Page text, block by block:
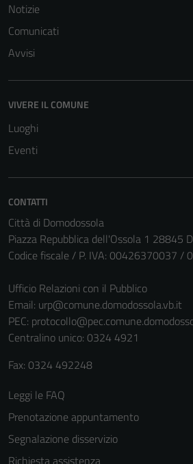
Notizie
Comunicati
Avvisi
VIVERE IL COMUNE
Luoghi
Eventi
CONTATTI
Città di Domodossola
Piazza Repubblica dell'Ossola 1 28845
Codice fiscale / P. IVA: 00426370037 /
Ufficio Relazioni con il Pubblico
Email: urp@comune.domodossola.vb.it
PEC:
Centralino unico: 0324 4921
Fax: 0324 492248
Leggi le FAQ
Prenotazione appuntamento
Segnalazione disservizio
Richiesta assistenza